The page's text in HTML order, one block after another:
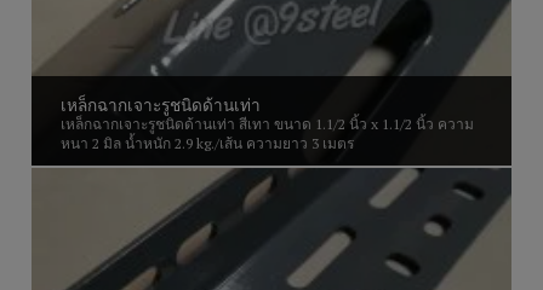
เหล็กฉากเจาะรูชนิดด้านเท่า
เหล็กฉากเจาะรูชนิดด้านเท่า สีเทา ขนาด 1.1/2 นิ้ว x 1.1/2 นิ้ว ความ
หนา 2 มิล น้ำหนัก 2.9 kg./เส้น ความยาว 3 เมตร